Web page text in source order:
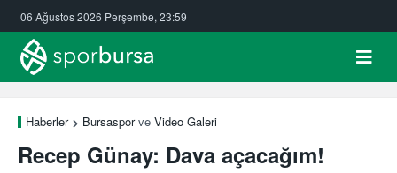
06 Ağustos 2026 Perşembe, 23:59
Haberler Bursasporve Video Galeri
Recep Günay: Dava açacağım!